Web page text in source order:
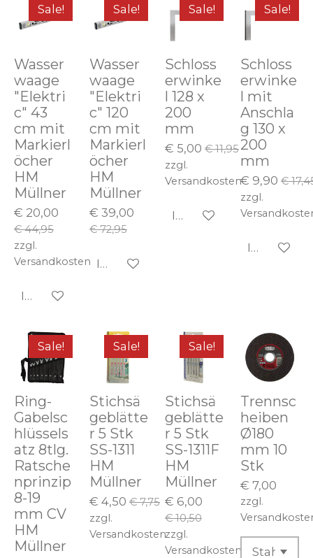
Sale!
Wasser
waage
"Elektri
c" 43
cm mit
Markierl
öcher
HM
Müllner
€ 20,00
€ 44,95
zzgl.
Versandkosten
In den Warenkorb
Sale!
Wasser
waage
"Elektri
c" 120
cm mit
Markierl
öcher
HM
Müllner
€ 39,00
€ 72,95
In den Warenkorb
Sale!
Schloss
erwinke
l 128 x
200
mm
€ 5,00 € 11,95
zzgl.
Versandkosten
In den Warenkorb
Sale!
Schloss
erwinke
l mit
Anschla
g 130 x
200
mm
€ 9,90 €
zzgl.
In den
Sale!
Ring-
Gabelsc
hlüssels
atz 8tlg.
Ratsche
nprinzip
8-19
mm CV
HM
Müllner
Sale!
Stichsä
geblätte
r 5 Stk
SS-1311
HM
Müllner
€ 4,50 € 7,75
zzgl.
Versandkosten
Sale!
Stichsä
geblätte
r 5 Stk
SS-1311F
HM
Müllner
€ 6,00
€ 10,50
zzgl.
Versandkosten
Trennsc
heiben
Ø180
mm 10
Stk
€ 7,00
zzgl.